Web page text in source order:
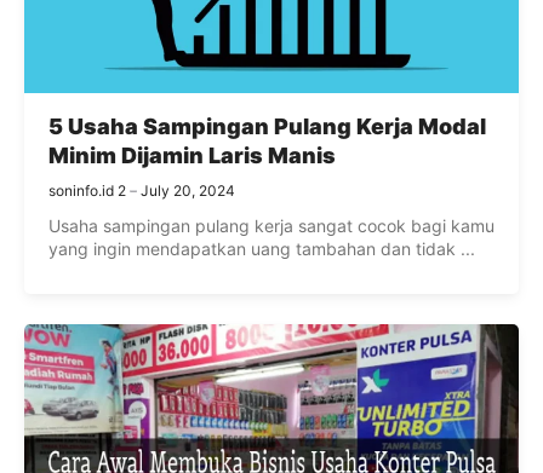
5 Usaha Sampingan Pulang Kerja Modal
Minim Dijamin Laris Manis
soninfo.id 2 July 20, 2024
Usaha sampingan pulang kerja sangat cocok bagi kamu
yang ingin mendapatkan uang tambahan dan tidak ...